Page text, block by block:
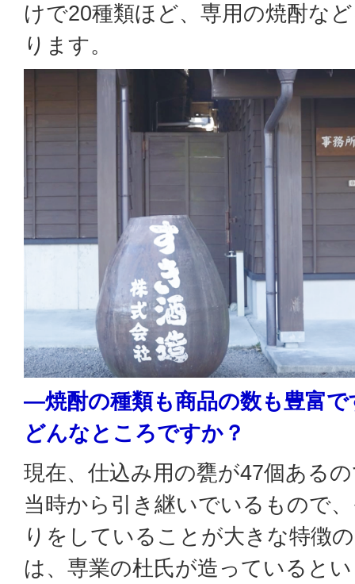
けで20種類ほど、専用の焼酎な
ります。
―焼酎の種類も商品の数も豊富で
どんなところですか？
現在、仕込み用の甕が47個ある
当時から引き継いでいるもので
りをしていることが大きな特徴
は、専業の杜氏が造っていると